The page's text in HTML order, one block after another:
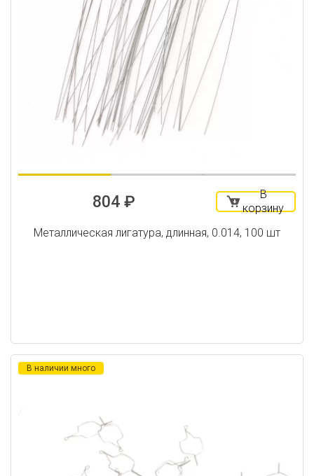
804 ₽
В
корзину
Металлическая лигатура, длинная, 0.014, 100 шт
В наличии много